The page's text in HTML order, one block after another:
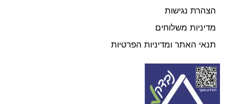
הצהרת נגישות
מדיניות משלוחים
תנאי האתר ומדיניות הפרטיות